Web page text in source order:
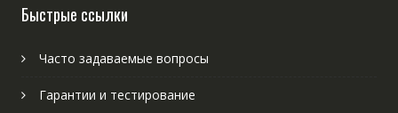
Быстрые ссылки
Часто задаваемые вопросы
Гарантии и тестирование